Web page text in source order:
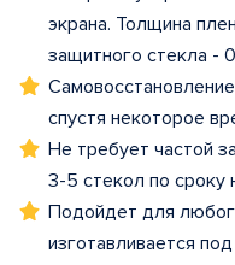
экрана. Толщина
защитного стекла -
спустя некоторое
Не требует частой
3-5 стекол по сроку
Подойдет для
изготавливается